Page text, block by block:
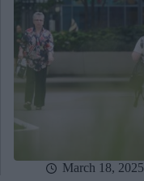
March 18, 2025